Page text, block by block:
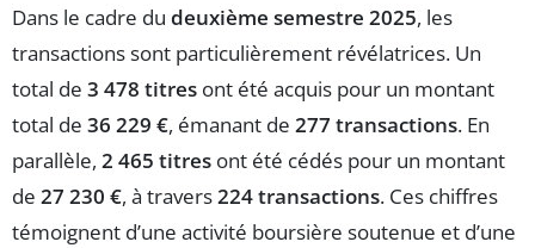
Dans le cadre du deuxième semestre 2025, les
transactions sont particulièrement révélatrices. Un
total de 3 478 titres ont été acquis pour un montant
total de 36 229 €, émanant de 277 transactions. En
parallèle, 2 465 titres ont été cédés pour un montant
de 27 230 €, à travers224 transactions. Ces chiffres
témoignent d’une activité boursière soutenue et d’une